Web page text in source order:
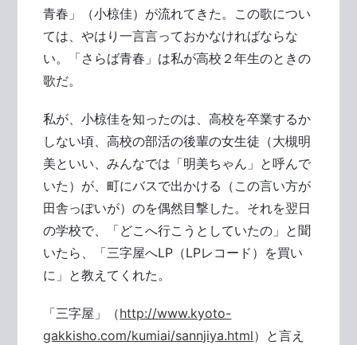
青春」（小椋佳）が流れてきた。この歌につい
ては、やはり一言言っておかなければならな
い。「さらば青春」は私が高校２年生のときの
歌だ。
私が、小椋佳を知ったのは、高校を卒業するか
しない頃、高校の部活の後輩の女生徒（大槻明
美といい、みんなでは「明美ちゃん」と呼んで
いた）が、町にバスで出かける（この言い方が
田舎っぽいが）のを偶然目撃した。それを翌日
の学校で、「どこへ行こうとしていたの」と聞
いたら、「三字屋へLP（LPレコード）を買い
に」と教えてくれた。
「三字屋」（http://www.kyoto-
gakkisho.com/kumiai/sannjiya.html）と言え